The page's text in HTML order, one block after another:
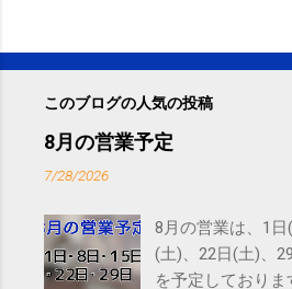
このブログの人気の投稿
8月の営業予定
7/28/2026
8月の営業は、1
(土)、22日(土)、
を予定しておりま